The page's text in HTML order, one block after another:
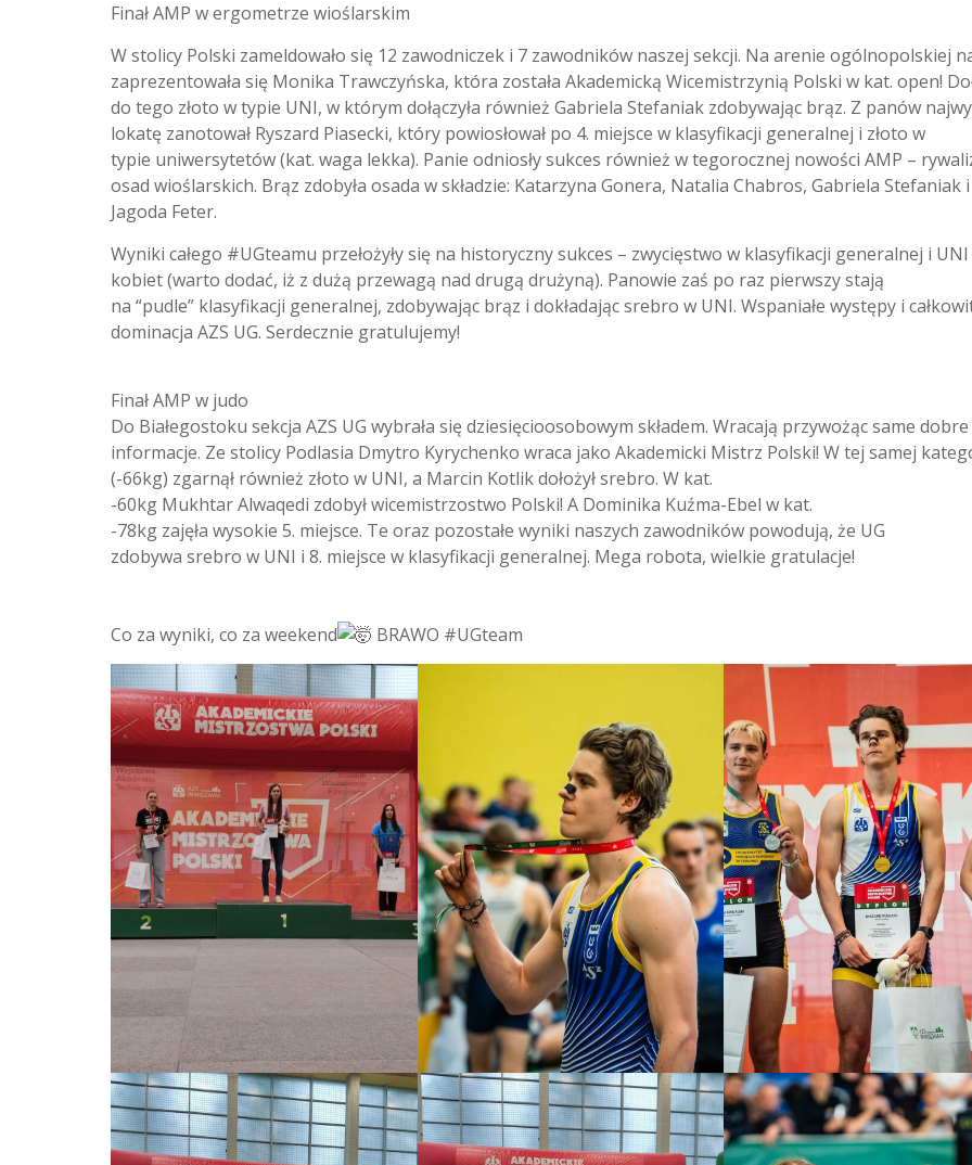
Finał AMP w ergometrze wioślarskim
W stolicy Polski zameldowało się 12 zawodniczek i 7 zawodników naszej sekcji. Na arenie ogólnopolskiej
zaprezentowała się Monika Trawczyńska, która została Akademicką Wicemistrzynią Polski w kat. open!
do tego złoto w typie UNI, w którym dołączyła również Gabriela Stefaniak zdobywając brąz. Z panów
lokatę zanotował Ryszard Piasecki, który powiosłował po 4. miejsce w klasyfikacji generalnej i złoto w
typie uniwersytetów (kat. waga lekka). Panie odniosły sukces również w tegorocznej nowości AMP –
osad wioślarskich. Brąz zdobyła osada w składzie: Katarzyna Gonera, Natalia Chabros, Gabriela Stefaniak i
Jagoda Feter.
Wyniki całego #UGteamu przełożyły się na historyczny sukces – zwycięstwo w klasyfikacji generalnej i UNI
kobiet (warto dodać, iż z dużą przewagą nad drugą drużyną). Panowie zaś po raz pierwszy stają
na “pudle” klasyfikacji generalnej, zdobywając brąz i dokładając srebro w UNI. Wspaniałe występy i
dominacja AZS UG. Serdecznie gratulujemy!
Finał AMP w judo
Do Białegostoku sekcja AZS UG wybrała się dziesięcioosobowym składem. Wracają przywożąc same dobre
informacje. Ze stolicy Podlasia Dmytro Kyrychenko wraca jako Akademicki Mistrz Polski! W tej samej
(-66kg) zgarnął również złoto w UNI, a Marcin Kotlik dołożył srebro. W kat.
-60kg Mukhtar Alwaqedi zdobył wicemistrzostwo Polski! A Dominika Kuźma-Ebel w kat.
-78kg zajęła wysokie 5. miejsce. Te oraz pozostałe wyniki naszych zawodników powodują, że UG
zdobywa srebro w UNI i 8. miejsce w klasyfikacji generalnej. Mega robota, wielkie gratulacje!
Co za wyniki, co za weekend BRAWO #UGteam